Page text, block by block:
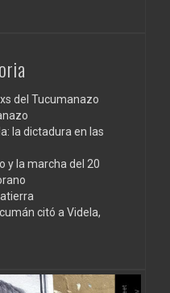
del Tucumanazo
la dictadura en las
y la marcha del 20
citó a Videla,